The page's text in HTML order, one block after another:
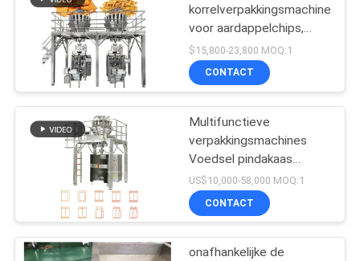
korrelverpakkingsmachine
voor aardappelchips,
alles-in-één weeg- en
zakverpakkingsproductielijn
$15,800-23,800 MOQ:1
CONTACT
Multifunctieve
verpakkingsmachines
Voedsel pindakaas
Gummy Tablet Cereal
Automatisch vullen en
verzegelen Andere
US$10,000-58,000 MOQ:1
CONTACT
onafhankelijke de